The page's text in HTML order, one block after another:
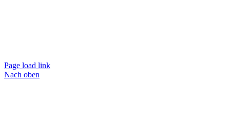
Page load link
Nach oben